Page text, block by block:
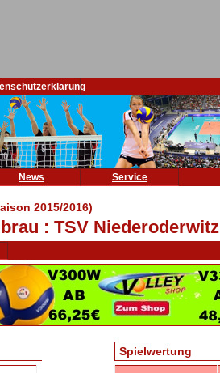
News
Service
2015/2016)
: TSV Niederoderwitz
Spielwertung